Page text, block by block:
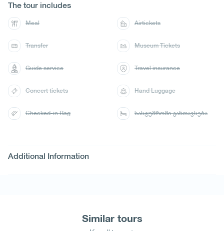
Additional Information
The tour includes
Meal Airtickets
Transfer Museum Tickets
Guide service Travel insurance
Concert tickets Hand Luggage
Checked-in Bag სასტუმროში განთავსება
Similar tours